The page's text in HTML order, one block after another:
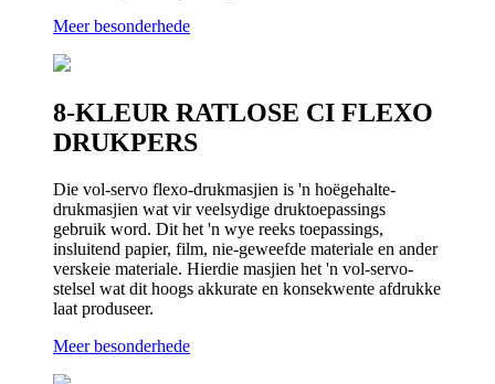
Meer besonderhede
8-KLEUR RATLOSE CI FLEXO
DRUKPERS
Die vol-servo flexo-drukmasjien is 'n hoëgehalte-
drukmasjien wat vir veelsydige druktoepassings
gebruik word. Dit het 'n wye reeks toepassings,
insluitend papier, film, nie-geweefde materiale en ander
verskeie materiale. Hierdie masjien het 'n vol-servo-
stelsel wat dit hoogs akkurate en konsekwente afdrukke
laat produseer.
Meer besonderhede